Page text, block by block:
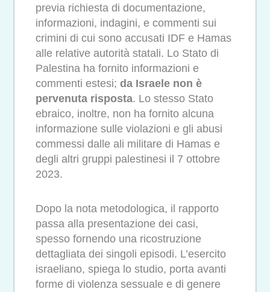
previa richiesta di documentazione,
informazioni, indagini, e commenti sui
crimini di cui sono accusati IDF e Hamas
alle relative autorità statali. Lo Stato di
Palestina ha fornito informazioni e
commenti estesi; da Israele non è
pervenuta risposta. Lo stesso Stato
ebraico, inoltre, non ha fornito alcuna
informazione sulle violazioni e gli abusi
commessi dalle ali militare di Hamas e
degli altri gruppi palestinesi il 7 ottobre
2023.
Dopo la nota metodologica, il rapporto
passa alla presentazione dei casi,
spesso fornendo una ricostruzione
dettagliata dei singoli episodi. L’esercito
israeliano, spiega lo studio, porta avanti
forme di violenza sessuale e di genere